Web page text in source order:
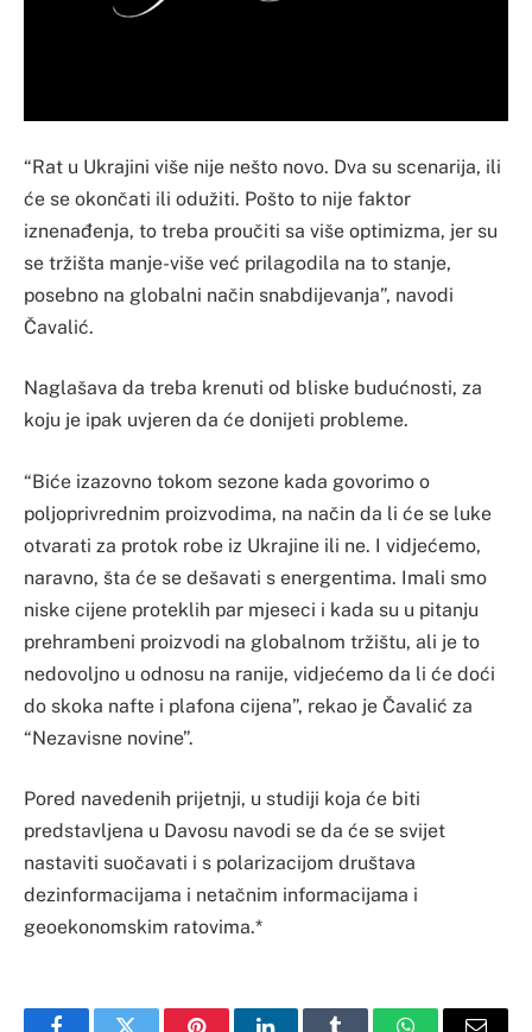
“Rat u Ukrajini više nije nešto novo. Dva su scenarija, ili
će se okončati ili odužiti. Pošto to nije faktor
iznenađenja, to treba proučiti sa više optimizma, jer su
se tržišta manje-više već prilagodila na to stanje,
posebno na globalni način snabdijevanja”, navodi
Čavalić.
Naglašava da treba krenuti od bliske budućnosti, za
koju je ipak uvjeren da će donijeti probleme.
“Biće izazovno tokom sezone kada govorimo o
poljoprivrednim proizvodima, na način da li će se luke
otvarati za protok robe iz Ukrajine ili ne. I vidjećemo,
naravno, šta će se dešavati s energentima. Imali smo
niske cijene proteklih par mjeseci i kada su u pitanju
prehrambeni proizvodi na globalnom tržištu, ali je to
nedovoljno u odnosu na ranije, vidjećemo da li će doći
do skoka nafte i plafona cijena”, rekao je Čavalić za
“Nezavisne novine”.
Pored navedenih prijetnji, u studiji koja će biti
predstavljena u Davosu navodi se da će se svijet
nastaviti suočavati i s polarizacijom društava
dezinformacijama i netačnim informacijama i
geoekonomskim ratovima.*